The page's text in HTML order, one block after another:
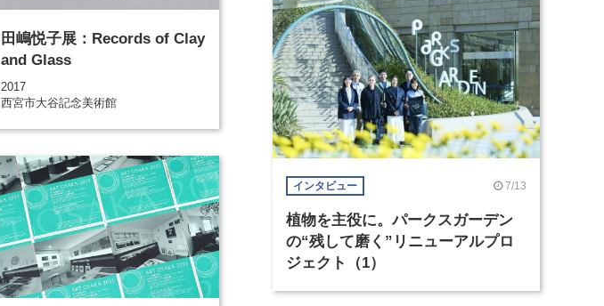
田嶋悦子展：Records of Clay
and Glass
2017
西宮市大谷記念美術館
インタビュー 7/13
植物を主役に。パークスガーデン
の“残して磨く”リニューアルプロ
ジェクト（1）